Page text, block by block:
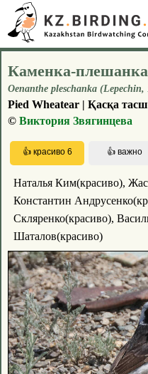
Каменка-плешанка
Oenanthe pleschanka (Lepechin,
Pied Wheatear | Қасқа
© Виктория Звягинцева
Наталья Ким(красиво),
Константин
Скляренко(красиво),
Шаталов(красиво)